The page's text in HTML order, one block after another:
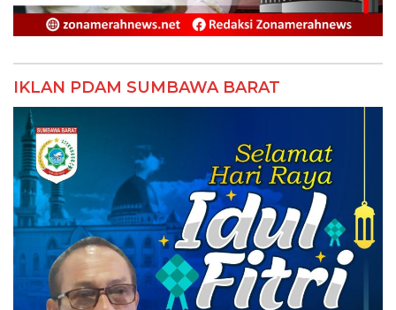
IKLAN PDAM SUMBAWA BARAT